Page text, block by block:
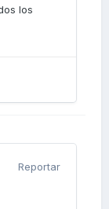
los
Reportar